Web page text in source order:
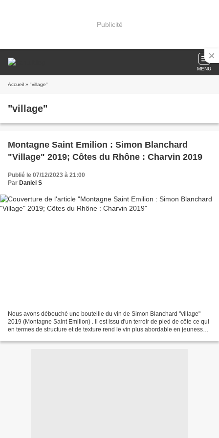
Publicité
MENU
Accueil » "village"
"village"
Montagne Saint Emilion : Simon Blanchard
"Village" 2019; Côtes du Rhône : Charvin 2019
Publié le 07/12/2023 à 21:00
Par Daniel S
Nous avons débouché une bouteille du vin de Simon Blanchard "village"
2019 (Montagne Saint Emilion) . Il est issu d'un terroir de pied de côte ce qui
en termes de structure et de texture rend le vin plus abordable en jeunesse.